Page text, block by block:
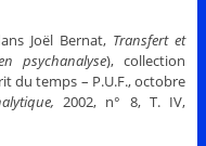
Joël Bernat, Transfert et
psychanalyse), collection
du temps – P.U.F., octobre
2002, n° 8, T. IV,